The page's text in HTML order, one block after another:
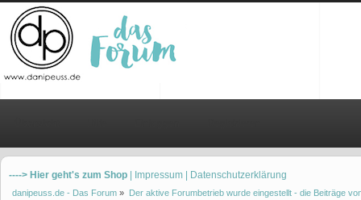
----> Hier geht's zum Shop | Impressum | Datenschutzerklärung
danipeuss.de - Das Forum » Der aktive Forumbetrieb wurde eingestellt - die Beiträge